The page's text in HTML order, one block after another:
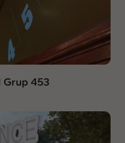
Grup 453